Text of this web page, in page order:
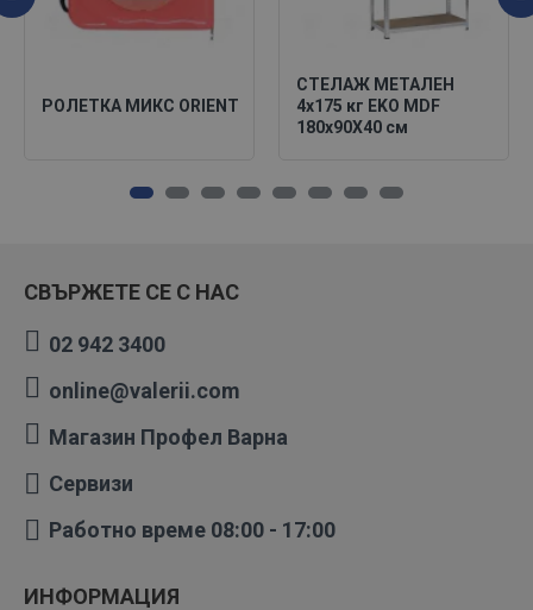
РОЛЕТКА МИКС ORIENT
СТЕЛАЖ МЕТАЛЕН
4х175 кг EKO MDF
180х90X40 см
СВЪРЖЕТЕ СЕ С НАС
02 942 3400
online@valerii.com
Магазин Профел Варна
Сервизи
Работно време 08:00 - 17:00
ИНФОРМАЦИЯ